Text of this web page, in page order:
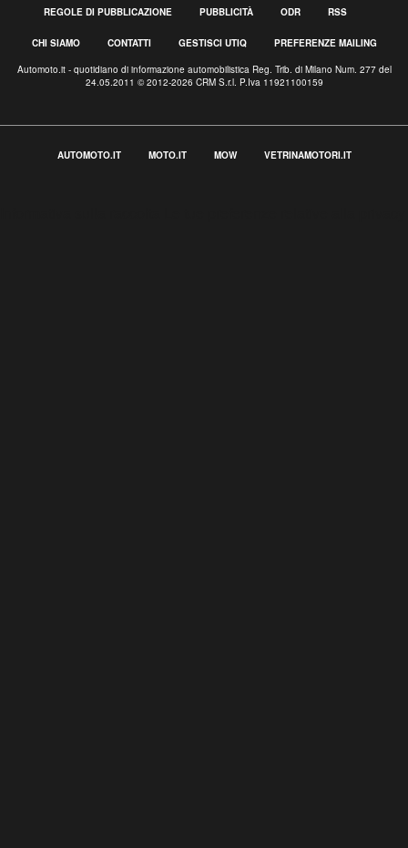
REGOLE DI PUBBLICAZIONE PUBBLICITÀ ODR RSS
CHI SIAMO CONTATTI GESTISCI UTIQ PREFERENZE MAILING
Automoto.it - quotidiano di informazione automobilistica Reg. Trib. di Milano Num. 277 del
24.05.2011 © 2012-2026 CRM S.r.l. P.Iva 11921100159
AUTOMOTO.IT MOTO.IT MOW VETRINAMOTORI.IT